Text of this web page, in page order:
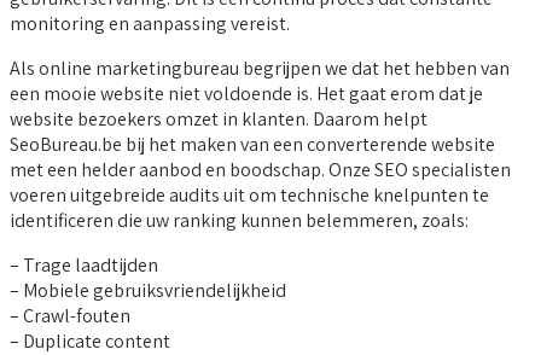
monitoring en aanpassing vereist.
Als online marketingbureau begrijpen we dat het hebben van
een mooie website niet voldoende is. Het gaat erom dat je
website bezoekers omzet in klanten. Daarom helpt
SeoBureau.be bij het maken van een converterende website
met een helder aanbod en boodschap. Onze SEO specialisten
voeren uitgebreide audits uit om technische knelpunten te
identificeren die uw ranking kunnen belemmeren, zoals:
– Trage laadtijden
– Mobiele gebruiksvriendelijkheid
– Crawl-fouten
– Duplicate content